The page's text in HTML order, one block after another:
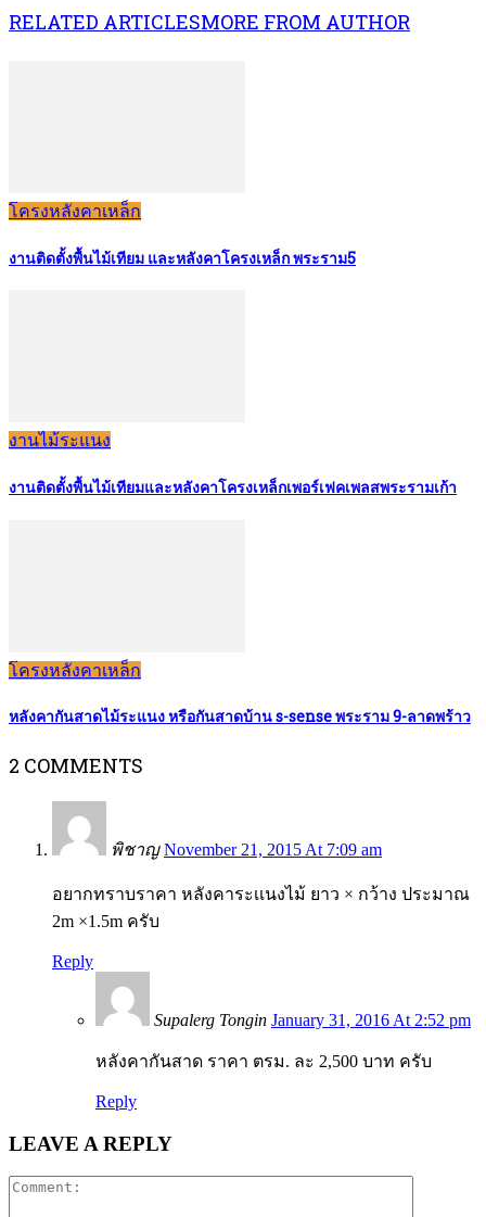
RELATED ARTICLESMORE FROM AUTHOR
โครงหลังคาเหล็ก
งานติดตั้งพื้นไม้เทียม และหลังคาโครงเหล็ก พระราม5
งานไม้ระแนง
งานติดตั้งพื้นไม้เทียมและหลังคาโครงเหล็กเพอร์เฟคเพลสพระรามเก้า
โครงหลังคาเหล็ก
หลังคากันสาดไม้ระแนง หรือกันสาดบ้าน s-sense พระราม 9-ลาดพร้าว
2 COMMENTS
พิชาญ November 21, 2015 At 7:09 am
อยากทราบราคา หลังคาระเเนงไม้ ยาว × กว้าง ประมาณ
2m ×1.5m ครับ
Reply
Supalerg Tongin January 31, 2016 At 2:52 pm
หลังคากันสาด ราคา ตรม. ละ 2,500 บาท ครับ
Reply
LEAVE A REPLY